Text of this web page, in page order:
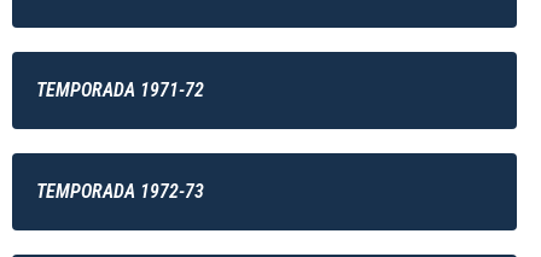
TEMPORADA 1971-72
TEMPORADA 1972-73